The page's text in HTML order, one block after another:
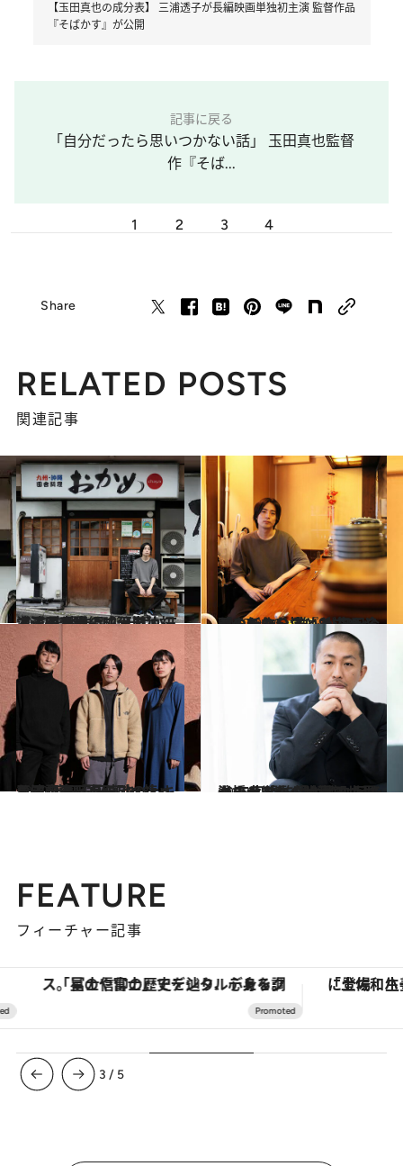
【玉田真也の成分表】 三浦透子が長編映画単独初主演 監督作品
『そばかす』が公開
記事に戻る
「自分だったら思いつかない話」 玉田真也監督
作『そば...
1 2 3 4
Share
RELATED POSTS
関連記事
2022.12.19
【玉田真也の成分表】 三浦透子が長編映画単独初主演 監督作品『そばかす』が公開
カルチャー 2022.9.20
「やりたいことと求められるもの」 誰もが抱えるジレンマを描いた 玉田企画の新作公演『영(ヨン)』
カルチャー
2022.1.14
玉田企画『夏の砂の上』公演記念 玉田真也×祷 キララ×奥田洋平 スペシャルインタビュー
カルチャー 2022.12.9
一橋大学から映画の世界へ 三宅唱監督が挑んだボクシング作 『ケイコ 目を澄ませて』の世界観
カルチャー
FEATURE
フィーチャー記事
「星のや富士」でデジタルデトックス。冨士信仰の歴史を辿り、心身を調える。
3 / 5